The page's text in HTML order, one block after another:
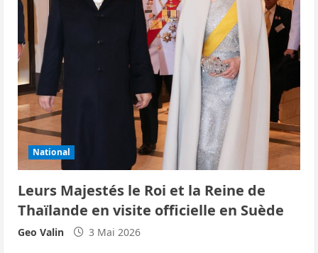
National
Leurs Majestés le Roi et la Reine de
Thaïlande en visite officielle en Suède
Geo Valin 3 Mai 2026